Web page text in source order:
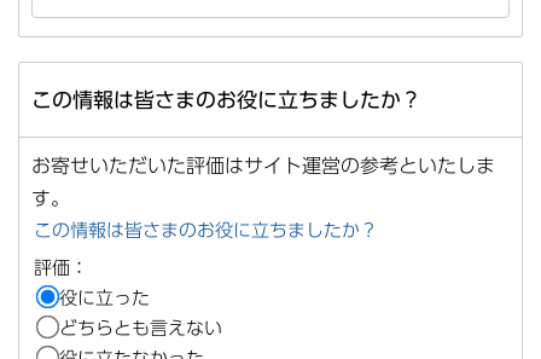
この情報は皆さまのお役に立ちましたか？
お寄せいただいた評価はサイト運営の参考といたしま
す。
この情報は皆さまのお役に立ちましたか？
評価：
役に立った
どちらとも言えない